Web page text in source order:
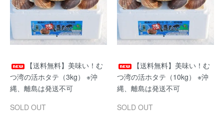
【送料無料】美味い！む
つ湾の活ホタテ（3kg） ※沖
縄、離島は発送不可
SOLD OUT
【送料無料】美味い！む
つ湾の活ホタテ（10kg） ※沖
縄、離島は発送不可
SOLD OUT